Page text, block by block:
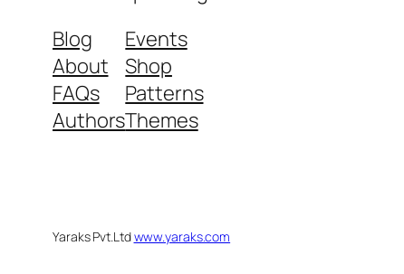
Blog
About
FAQs
Authors
Events
Shop
Patterns
Themes
Yaraks Pvt.Ltdwww.yaraks.com